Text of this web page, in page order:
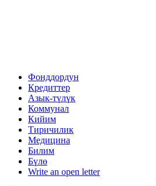
Фонддордун
Кредиттер
Азык-түлүк
Коммунал
Кийим
Тиричилик
Медицина
Билим
Бүлө
Write an open letter